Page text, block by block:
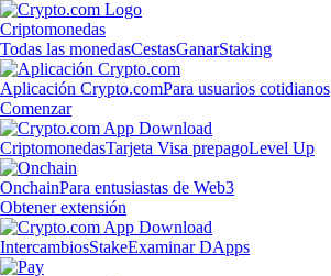
Criptomonedas
Todas las monedasCestasGanarStaking
Aplicación Crypto.comPara usuarios cotidianos
Comenzar
CriptomonedasTarjeta Visa prepagoLevel Up
OnchainPara entusiastas de Web3
Obtener extensión
IntercambiosStakeExaminar DApps